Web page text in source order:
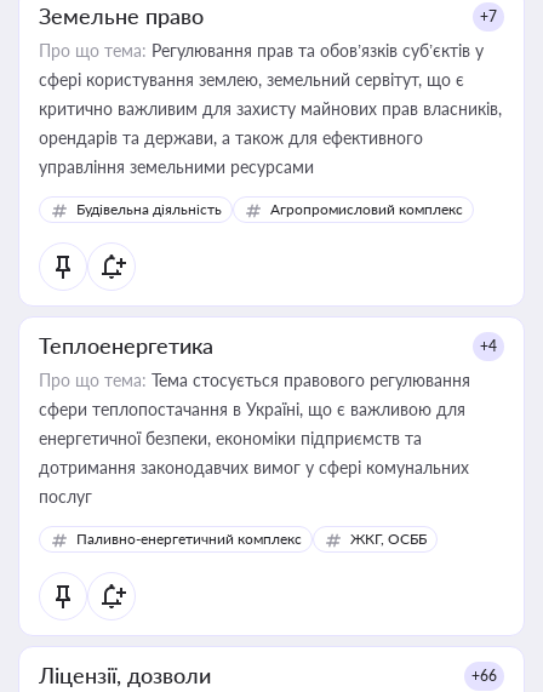
Земельне право +7
Про що тема: Регулювання прав та обов’язків суб’єктів у
сфері користування землею, земельний сервітут, що є
критично важливим для захисту майнових прав власників,
орендарів та держави, а також для ефективного
управління земельними ресурсами
Будівельна діяльність Агропромисловий комплекс
Теплоенергетика +4
Про що тема: Тема стосується правового регулювання
сфери теплопостачання в Україні, що є важливою для
енергетичної безпеки, економіки підприємств та
дотримання законодавчих вимог у сфері комунальних
послуг
Паливно-енергетичний комплекс ЖКГ, ОСББ
Ліцензії, дозволи +66